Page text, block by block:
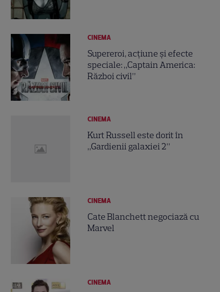
CINEMA
Supereroi, acţiune şi efecte
speciale: „Captain America:
Război civil”
CINEMA
Kurt Russell este dorit în
„Gardienii galaxiei 2”
CINEMA
Cate Blanchett negociază cu
Marvel
CINEMA